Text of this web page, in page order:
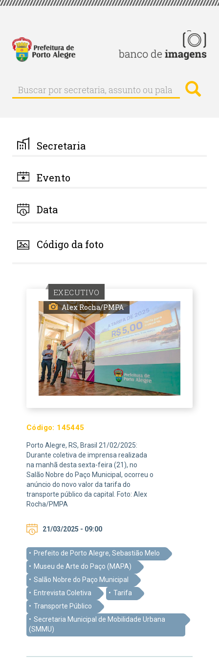
Pular
principal
Buscar
Buscar
por
palavra-
chave
Secretaria
Evento
Data
Código da foto
EXECUTIVO
Alex Rocha/PMPA
Código: 145445
Porto Alegre, RS, Brasil 21/02/2025:
Durante coletiva de imprensa realizada
na manhã desta sexta-feira (21), no
Salão Nobre do Paço Municipal, ocorreu o
anúncio do novo valor da tarifa do
transporte público da capital. Foto: Alex
Rocha/PMPA
21/03/2025 - 09:00
Prefeito de Porto Alegre, Sebastião Melo
Museu de Arte do Paço (MAPA)
Salão Nobre do Paço Municipal
Entrevista Coletiva
Tarifa
Transporte Público
Secretaria Municipal de Mobilidade Urbana
(SMMU)